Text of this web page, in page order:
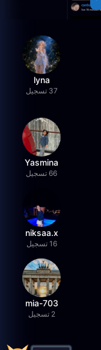
lyna
37 تسجيل
Yasmina
66 تسجيل
niksaa.x
16 تسجيل
mia-703
2 تسجيل